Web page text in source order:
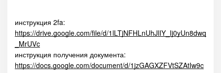
инструкция 2fa:
https://drive.google.com/file/d/1lLTjNFHLnUhJlIY_Ij0yUn8dwq
_MrUVc
инструкция получения документа:
https://docs.google.com/document/d/1jzGAGXZFVtSZAtIw9c